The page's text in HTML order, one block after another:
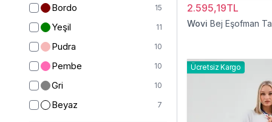
Bordo 15
Yeşil 11
Pudra 10
Pembe 10
Gri 10
Beyaz 7
2.595,19TL
Wovi Bej Eşofman
Ücretsiz Kargo